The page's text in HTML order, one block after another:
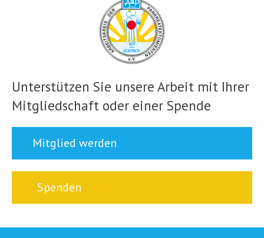
Unterstützen Sie unsere Arbeit mit Ihrer
Mitgliedschaft oder einer Spende
Mitglied werden
Spenden